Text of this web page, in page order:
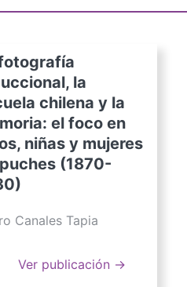
la
chilena y la
el foco en
niñas y mujeres
(1870-
Canales Tapia
Ver publicación →